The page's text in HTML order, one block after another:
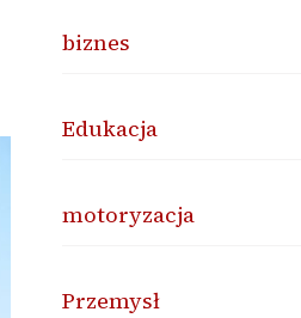
biznes
Edukacja
motoryzacja
Przemysł